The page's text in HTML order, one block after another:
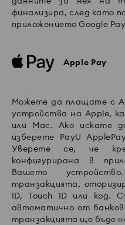
финализира, след като
приложението Google
Apple Pay
Можете да плащате с
устройства на Apple,
или Mac. Ако искате
изберете PayU
Уверете се, че
конфигурирана в
Вашето
транзакцията,
ID, Touch ID или код.
автоматично от
транзакцията ще бъде